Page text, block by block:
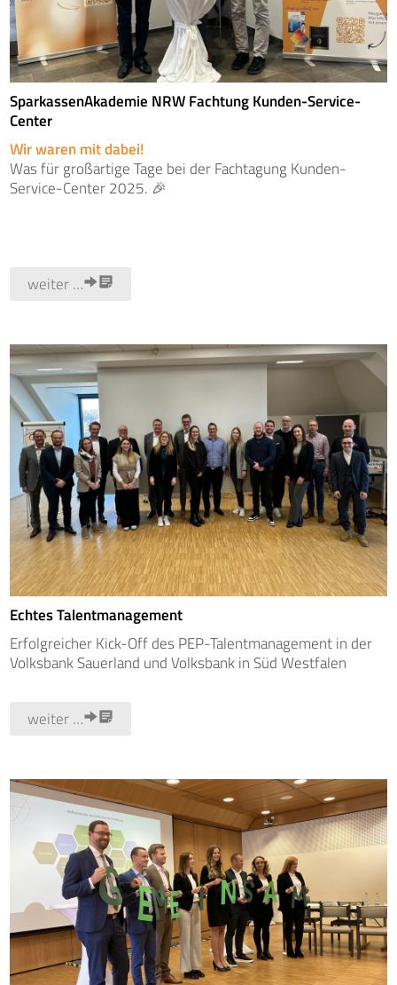
SparkassenAkademie NRW Fachtung Kunden-Service-
Center
Wir waren mit dabei!
Was für großartige Tage bei der Fachtagung Kunden-
Service-Center 2025. 🎉
weiter …
Echtes Talentmanagement
Erfolgreicher Kick-Off des PEP-Talentmanagement in der
Volksbank Sauerland und Volksbank in Süd Westfalen
weiter …